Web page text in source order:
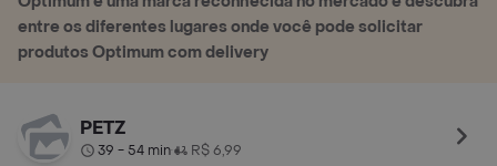
entre os diferentes lugares onde você pode solicitar
produtos Optimum com delivery
PETZ
39 - 54 min• R$ 6,99